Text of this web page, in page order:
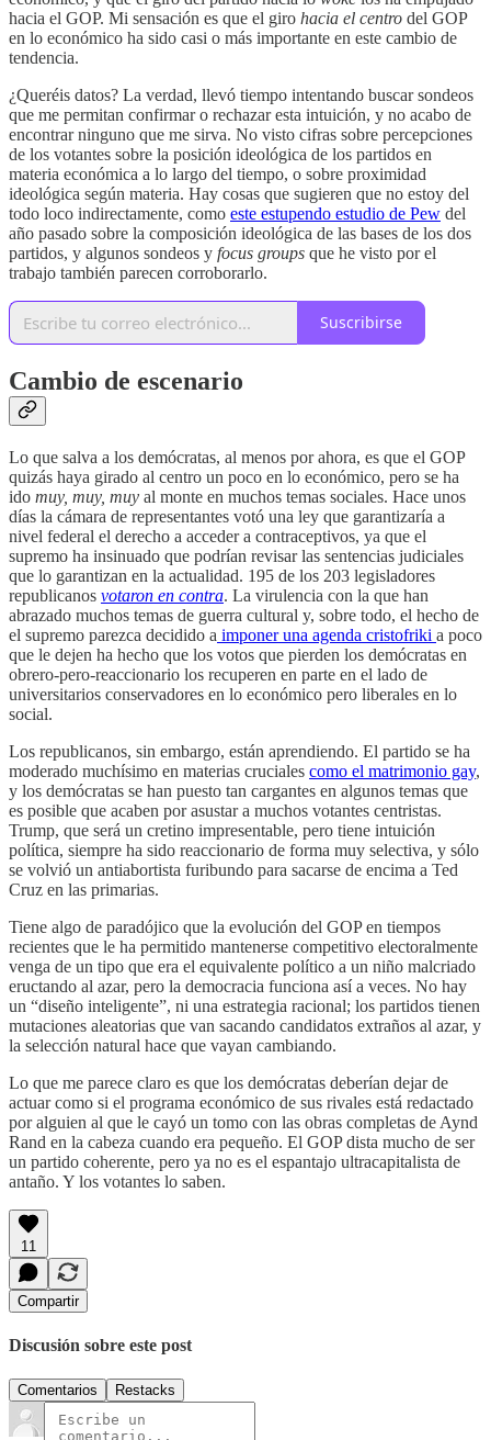
hacia el GOP. Mi sensación es que el giro hacia el centro del GOP
en lo económico ha sido casi o más importante en este cambio de
tendencia.
¿Queréis datos? La verdad, llevó tiempo intentando buscar sondeos
que me permitan confirmar o rechazar esta intuición, y no acabo de
encontrar ninguno que me sirva. No visto cifras sobre percepciones
de los votantes sobre la posición ideológica de los partidos en
materia económica a lo largo del tiempo, o sobre proximidad
ideológica según materia. Hay cosas que sugieren que no estoy del
todo loco indirectamente, como este estupendo estudio de Pew del
año pasado sobre la composición ideológica de las bases de los dos
partidos, y algunos sondeos y focus groups que he visto por el
trabajo también parecen corroborarlo.
Suscribirse
Cambio de escenario
Lo que salva a los demócratas, al menos por ahora, es que el GOP
quizás haya girado al centro un poco en lo económico, pero se ha
ido muy, muy, muy al monte en muchos temas sociales. Hace unos
días la cámara de representantes votó una ley que garantizaría a
nivel federal el derecho a acceder a contraceptivos, ya que el
supremo ha insinuado que podrían revisar las sentencias judiciales
que lo garantizan en la actualidad. 195 de los 203 legisladores
republicanos votaron en contra. La virulencia con la que han
abrazado muchos temas de guerra cultural y, sobre todo, el hecho de
el supremo parezca decidido a imponer una agenda cristofriki a poco
que le dejen ha hecho que los votos que pierden los demócratas en
obrero-pero-reaccionario los recuperen en parte en el lado de
universitarios conservadores en lo económico pero liberales en lo
social.
Los republicanos, sin embargo, están aprendiendo. El partido se ha
moderado muchísimo en materias cruciales como el matrimonio gay,
y los demócratas se han puesto tan cargantes en algunos temas que
es posible que acaben por asustar a muchos votantes centristas.
Trump, que será un cretino impresentable, pero tiene intuición
política, siempre ha sido reaccionario de forma muy selectiva, y sólo
se volvió un antiabortista furibundo para sacarse de encima a Ted
Cruz en las primarias.
Tiene algo de paradójico que la evolución del GOP en tiempos
recientes que le ha permitido mantenerse competitivo electoralmente
venga de un tipo que era el equivalente político a un niño malcriado
eructando al azar, pero la democracia funciona así a veces. No hay
un “diseño inteligente”, ni una estrategia racional; los partidos tienen
mutaciones aleatorias que van sacando candidatos extraños al azar, y
la selección natural hace que vayan cambiando.
Lo que me parece claro es que los demócratas deberían dejar de
actuar como si el programa económico de sus rivales está redactado
por alguien al que le cayó un tomo con las obras completas de Aynd
Rand en la cabeza cuando era pequeño. El GOP dista mucho de ser
un partido coherente, pero ya no es el espantajo ultracapitalista de
antaño. Y los votantes lo saben.
11
Compartir
Discusión sobre este post
Comentarios Restacks